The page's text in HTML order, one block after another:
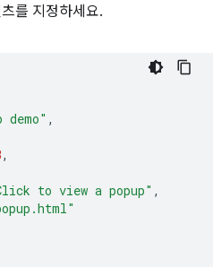
를 지정하세요.
demo" ,
,
to view a popup" ,